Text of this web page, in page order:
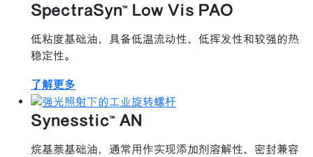
SpectraSyn™ Low Vis PAO
低粘度基础油，具备低温流动性、低挥发性和较强的热
稳定性。
了解更多
Synesstic™ AN
烷基萘基础油，通常用作实现添加剂溶解性、密封兼容